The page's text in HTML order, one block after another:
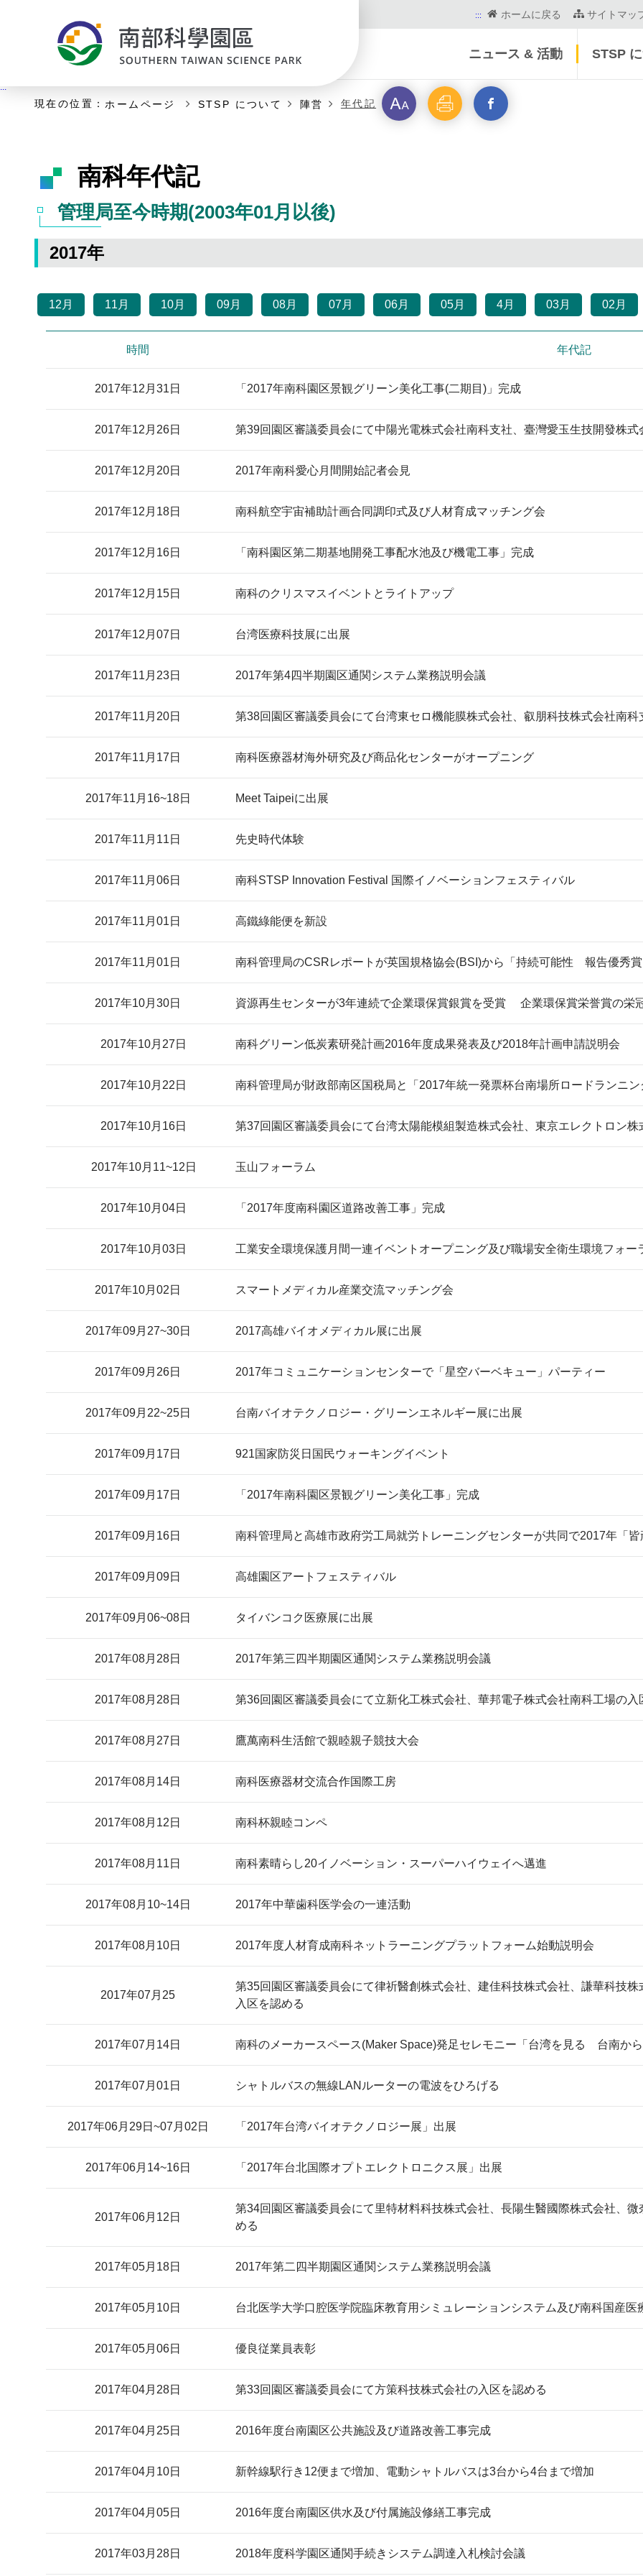
::: ホームに戻る サイトマッ
ニュース & 活動 STSP
主な内容の開始
:::
現在の位置： ホームページ STSP について 陣営 年代記 フ
サ
ズ
印 新
ド
フ
ェ
ス
ブ
南科年代記
管理局至今時期(2003年01月以後)
2017年
12月 11月 10月 09月 08月 07月 06月 05月 4月 03月 02月
時間 年代記
2017年12月31日 「2017年南科園区景観グリーン美化工事(二期目)」完成
2017年12月26日 第39回園区審議委員会にて中陽光電株式会社南科支社、臺灣愛玉生技開發株
2017年12月20日 2017年南科愛心月間開始記者会見
2017年12月18日 南科航空宇宙補助計画合同調印式及び人材育成マッチング会
2017年12月16日 「南科園区第二期基地開発工事配水池及び機電工事」完成
2017年12月15日 南科のクリスマスイベントとライトアップ
2017年12月07日 台湾医療科技展に出展
2017年11月23日 2017年第4四半期園区通関システム業務説明会議
2017年11月20日 第38回園区審議委員会にて台湾東セロ機能膜株式会社、叡朋科技株式会社南科
2017年11月17日 南科医療器材海外研究及び商品化センターがオープニング
2017年11月16~18日 Meet Taipeiに出展
2017年11月11日 先史時代体験
2017年11月06日 南科STSP Innovation Festival 国際イノベーションフェスティバル
2017年11月01日 高鐵綠能便を新設
2017年11月01日 南科管理局のCSRレポートが英国規格協会(BSI)から「持続可能性 報告優秀
2017年10月30日 資源再生センターが3年連続で企業環保賞銀賞を受賞 企業環保賞栄誉賞の栄
2017年10月27日 南科グリーン低炭素研発計画2016年度成果発表及び2018年計画申請説明会
2017年10月22日 南科管理局が財政部南区国税局と「2017年統一発票杯台南場所ロードランニ
2017年10月16日 第37回園区審議委員会にて台湾太陽能模組製造株式会社、東京エレクトロン
2017年10月11~12日 玉山フォーラム
2017年10月04日 「2017年度南科園区道路改善工事」完成
2017年10月03日 工業安全環境保護月間一連イベントオープニング及び職場安全衛生環境フォー
2017年10月02日 スマートメディカル産業交流マッチング会
2017年09月27~30日 2017高雄バイオメディカル展に出展
2017年09月26日 2017年コミュニケーションセンターで「星空バーベキュー」パーティー
2017年09月22~25日 台南バイオテクノロジー・グリーンエネルギー展に出展
2017年09月17日 921国家防災日国民ウォーキングイベント
2017年09月17日 「2017年南科園区景観グリーン美化工事」完成
2017年09月16日 南科管理局と高雄市政府労工局就労トレーニングセンターが共同で2017年「
2017年09月09日 高雄園区アートフェスティバル
2017年09月06~08日 タイバンコク医療展に出展
2017年08月28日 2017年第三四半期園区通関システム業務説明会議
2017年08月28日 第36回園区審議委員会にて立新化工株式会社、華邦電子株式会社南科工場の入
2017年08月27日 鷹萬南科生活館で親睦親子競技大会
2017年08月14日 南科医療器材交流合作国際工房
2017年08月12日 南科杯親睦コンペ
2017年08月11日 南科素晴らし20イノベーション・スーパーハイウェイへ邁進
2017年08月10~14日 2017年中華歯科医学会の一連活動
2017年08月10日 2017年度人材育成南科ネットラーニングプラットフォーム始動説明会
2017年07月25
第35回園区審議委員会にて律祈醫創株式会社、建佳科技株式会社、謙華科技
入区を認める
2017年07月14日 南科のメーカースペース(Maker Space)発足セレモニー「台湾を見る 台南か
2017年07月01日 シャトルバスの無線LANルーターの電波をひろげる
2017年06月29日~07月02日 「2017年台湾バイオテクノロジー展」出展
2017年06月14~16日 「2017年台北国際オプトエレクトロニクス展」出展
2017年06月12日
第34回園区審議委員会にて里特材料科技株式会社、長陽生醫國際株式会社、
める
2017年05月18日 2017年第二四半期園区通関システム業務説明会議
2017年05月10日 台北医学大学口腔医学院臨床教育用シミュレーションシステム及び南科国産医
2017年05月06日 優良従業員表彰
2017年04月28日 第33回園区審議委員会にて方策科技株式会社の入区を認める
2017年04月25日 2016年度台南園区公共施設及び道路改善工事完成
2017年04月10日 新幹線駅行き12便まで増加、電動シャトルバスは3台から4台まで増加
2017年04月05日 2016年度台南園区供水及び付属施設修繕工事完成
2017年03月28日 2018年度科学園区通関手続きシステム調達入札検討会議